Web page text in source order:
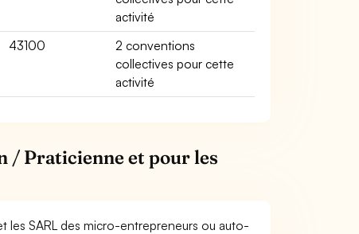
activité
43100
2 conventions
collectives pour cette
activité
/ Praticienne et pour les
les SARL des micro-entrepreneurs ou auto-